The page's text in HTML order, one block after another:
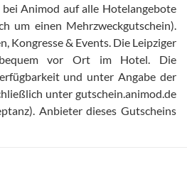
bei Animod auf alle Hotelangebote
um einen Mehrzweckgutschein)
Kongresse & Events Die Leipziger
vor Ort im Hotel
Die
und unter Angabe der
unter gutschein.animod.de
Anbieter dieses Gutscheins